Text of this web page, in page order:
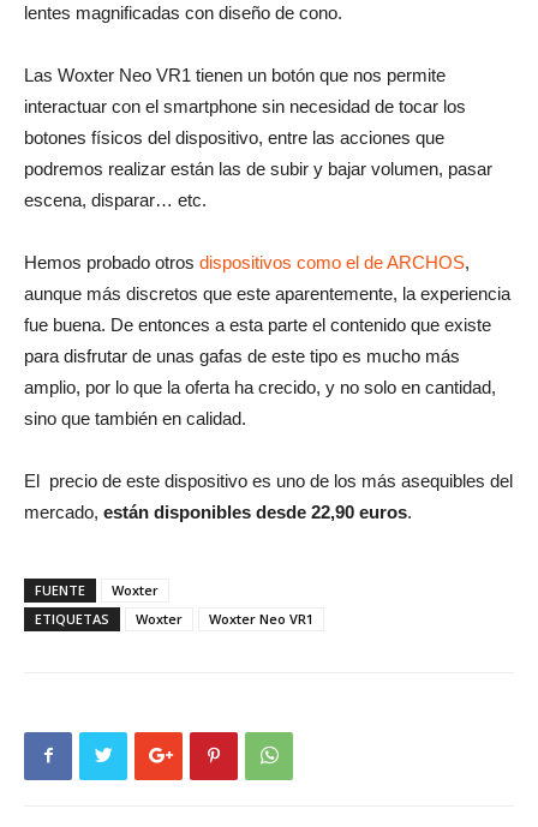
lentes magnificadas con diseño de cono.
Las Woxter Neo VR1 tienen un botón que nos permite
interactuar con el smartphone sin necesidad de tocar los
botones físicos del dispositivo, entre las acciones que
podremos realizar están las de subir y bajar volumen, pasar
escena, disparar… etc.
Hemos probado otros dispositivos como el de ARCHOS,
aunque más discretos que este aparentemente, la experiencia
fue buena. De entonces a esta parte el contenido que existe
para disfrutar de unas gafas de este tipo es mucho más
amplio, por lo que la oferta ha crecido, y no solo en cantidad,
sino que también en calidad.
El precio de este dispositivo es uno de los más asequibles del
mercado, están disponibles desde 22,90 euros.
FUENTE
Woxter
ETIQUETAS
Woxter Woxter Neo VR1